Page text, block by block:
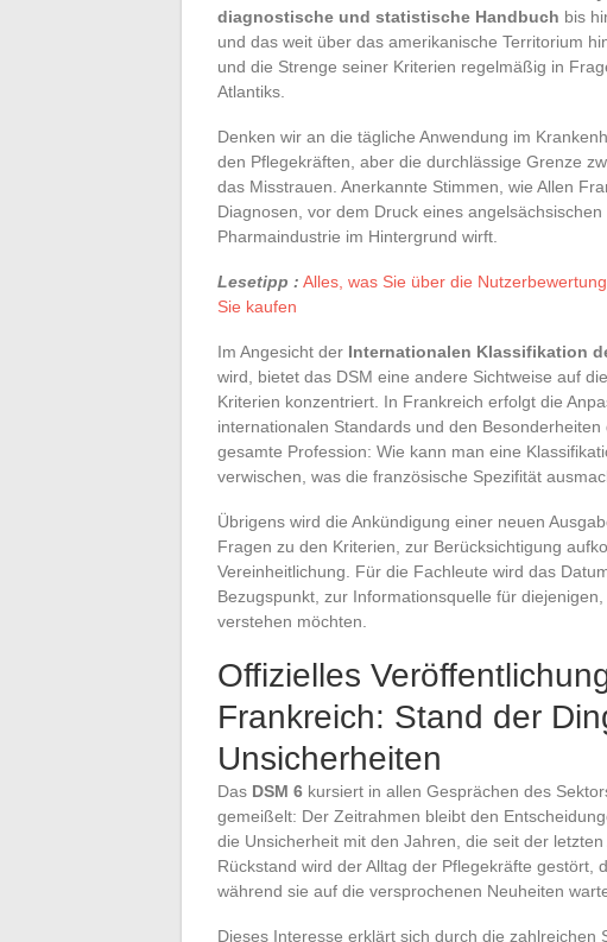
diagnostische und statistische Handbuch bis
und das weit über das amerikanische Territorium
und die Strenge seiner Kriterien regelmäßig in
Atlantiks.
Denken wir an die tägliche Anwendung im
den Pflegekräften, aber die durchlässige Grenze
das Misstrauen. Anerkannte Stimmen, wie Allen
Diagnosen, vor dem Druck eines
Pharmaindustrie im Hintergrund wirft.
Lesetipp : Alles, was Sie über die
Sie kaufen
Im Angesicht der Internationalen Klassifikation
wird, bietet das DSM eine andere Sichtweise auf
Kriterien konzentriert. In Frankreich erfolgt die
internationalen Standards und den
gesamte Profession: Wie kann man eine
verwischen, was die französische Spezifität
Übrigens wird die Ankündigung einer neuen
Fragen zu den Kriterien, zur Berücksichtigung
Vereinheitlichung. Für die Fachleute wird das
Bezugspunkt, zur Informationsquelle für
verstehen möchten.
Offizielles
Frankreich: Stand der
Unsicherheiten
Das DSM 6 kursiert in allen Gesprächen des
gemeißelt: Der Zeitrahmen bleibt den
die Unsicherheit mit den Jahren, die seit der
Rückstand wird der Alltag der Pflegekräfte gestört,
während sie auf die versprochenen Neuheiten
Dieses Interesse erklärt sich durch die